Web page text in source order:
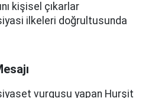
kişisel çıkarlar
ilkeleri doğrultusunda
vurgusu yapan Hurşit